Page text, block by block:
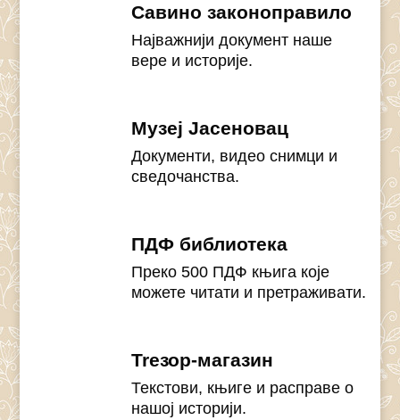
Савино законоправило
Најважнији документ наше
вере и историје.
Музеј Јасеновац
Документи, видео снимци и
сведочанства.
ПДФ библиотека
Преко 500 ПДФ књига које
можете читати и претраживати.
Treзор-магазин
Текстови, књиге и расправе о
нашој историји.